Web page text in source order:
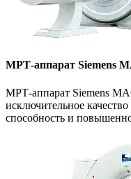
МРТ-аппарат Siemens
МРТ-аппарат Siemens
исключительное
способность и